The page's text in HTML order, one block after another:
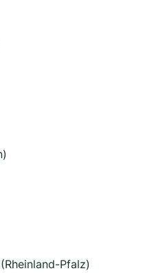
(Rheinland-Pfalz)